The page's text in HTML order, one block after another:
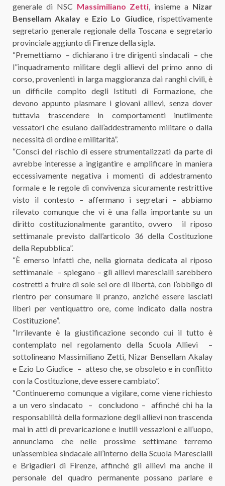
generale di NSC Massimiliano Zetti, insieme a Nizar
Bensellam Akalay e Ezio Lo Giudice, rispettivamente
segretario generale regionale della Toscana e segretario
provinciale aggiunto di Firenze della sigla.
“Premettiamo – dichiarano i tre dirigenti sindacali – che
l”inquadramento militare degli allievi del primo anno di
corso, provenienti in larga maggioranza dai ranghi civili, è
un difficile compito degli Istituti di Formazione, che
devono appunto plasmare i giovani allievi, senza dover
tuttavia trascendere in comportamenti inutilmente
vessatori che esulano dall’addestramento militare o dalla
necessità di ordine e militarità”.
“Consci del rischio di essere strumentalizzati da parte di
avrebbe interesse a ingigantire e amplificare in maniera
eccessivamente negativa i momenti di addestramento
formale e le regole di convivenza sicuramente restrittive
visto il contesto – affermano i segretari – abbiamo
rilevato comunque che vi è una falla importante su un
diritto costituzionalmente garantito, ovvero il riposo
settimanale previsto dall’articolo 36 della Costituzione
della Repubblica”.
“È emerso infatti che, nella giornata dedicata al riposo
settimanale – spiegano – gli allievi marescialli sarebbero
costretti a fruire di sole sei ore di libertà, con l’obbligo di
rientro per consumare il pranzo, anziché essere lasciati
liberi per ventiquattro ore, come indicato dalla nostra
Costituzione”.
“Irrilevante è la giustificazione secondo cui il tutto è
contemplato nel regolamento della Scuola Allievi –
sottolineano Massimiliano Zetti, Nizar Bensellam Akalay
e Ezio Lo Giudice – atteso che, se obsoleto e in conflitto
con la Costituzione, deve essere cambiato”.
“Continueremo comunque a vigilare, come viene richiesto
a un vero sindacato – concludono – affinché chi ha la
responsabilità della formazione degli allievi non trascenda
mai in atti di prevaricazione e inutili vessazioni e all’uopo,
annunciamo che nelle prossime settimane terremo
un’assemblea sindacale all’interno della Scuola Marescialli
e Brigadieri di Firenze, affinché gli allievi ma anche il
personale del quadro permanente possano parlare e